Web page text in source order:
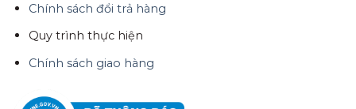
Chính sách đổi trả hàng
Quy trình thực hiện
Chính sách giao hàng